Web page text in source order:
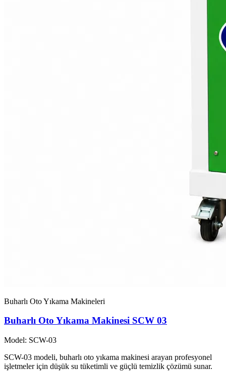
Buharlı Oto Yıkama Makineleri
Buharlı Oto Yıkama Makinesi SCW 03
Model: SCW-03
SCW-03 modeli, buharlı oto yıkama makinesi arayan profesyonel
işletmeler için düşük su tüketimli ve güçlü temizlik çözümü sunar.